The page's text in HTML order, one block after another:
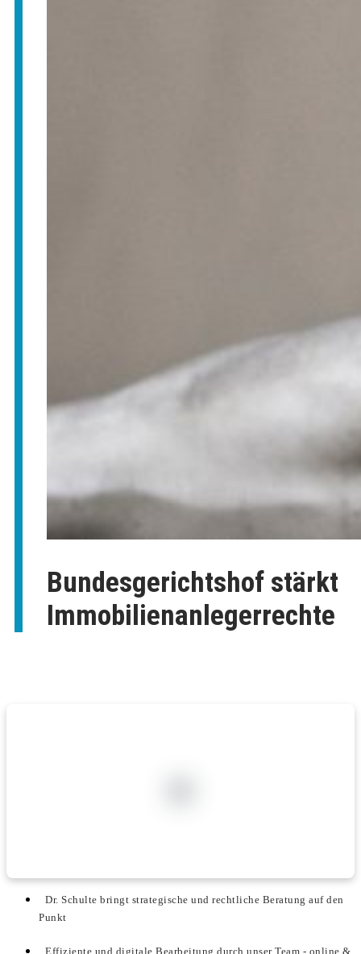
Bundesgerichtshof stärkt
Immobilienanlegerrechte
Dr. Schulte bringt strategische und rechtliche Beratung auf den
Punkt
Effiziente und digitale Bearbeitung durch unser Team - online &